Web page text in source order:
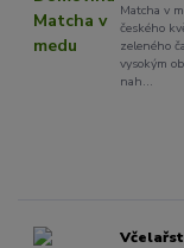
Matcha v
českého
zeleného
vysokým
nah...